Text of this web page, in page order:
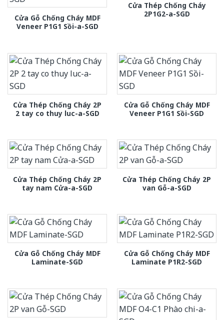
Cửa Gỗ Chống Cháy MDF
Veneer P1G1 Sồi-a-SGD
Cửa Thép Chống Cháy
2P1G2-a-SGD
Cửa Thép Chống Cháy 2P
2 tay co thuy luc-a-SGD
Cửa Gỗ Chống Cháy MDF
Veneer P1G1 Sồi-SGD
Cửa Thép Chống Cháy 2P
tay nam Cửa-a-SGD
Cửa Thép Chống Cháy 2P
van Gỗ-a-SGD
Cửa Gỗ Chống Cháy MDF
Laminate-SGD
Cửa Gỗ Chống Cháy MDF
Laminate P1R2-SGD